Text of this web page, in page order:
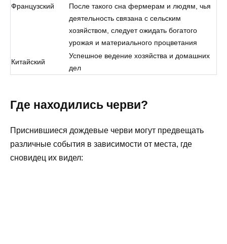
Французский
После такого сна фермерам и людям, чья
деятельность связана с сельским
хозяйством, следует ожидать богатого
урожая и материального процветания
Китайский
Успешное ведение хозяйства и домашних
дел
Где находились черви?
Приснившиеся дождевые черви могут предвещать
различные события в зависимости от места, где
сновидец их видел: